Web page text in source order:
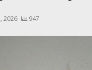
2026 947